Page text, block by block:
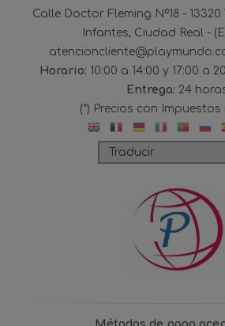
Calle Doctor Fleming Nº18 -
Infantes, Ciudad Real -
Horario: 10:00 a 14:00 y 17:00 a
Entrega: 24
(*) Precios con